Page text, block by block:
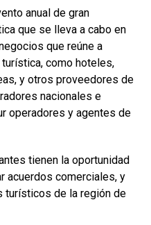
anual de gran
que se lleva a cabo en
que reúne a
como hoteles,
y otros proveedores de
nacionales e
operadores y agentes de
tienen la oportunidad
acuerdos comerciales, y
de la región de